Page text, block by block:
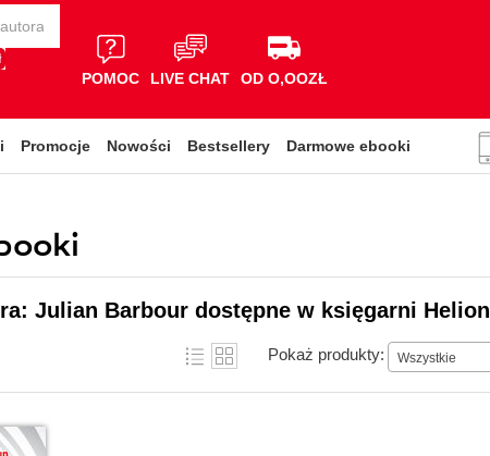
POMOC LIVE CHAT OD O,OOZŁ
Promocje Nowości Bestsellery Darmowe ebooki
Julian Barbour dostępne w księgarni Helion
Pokaż produkty: Wszystkie